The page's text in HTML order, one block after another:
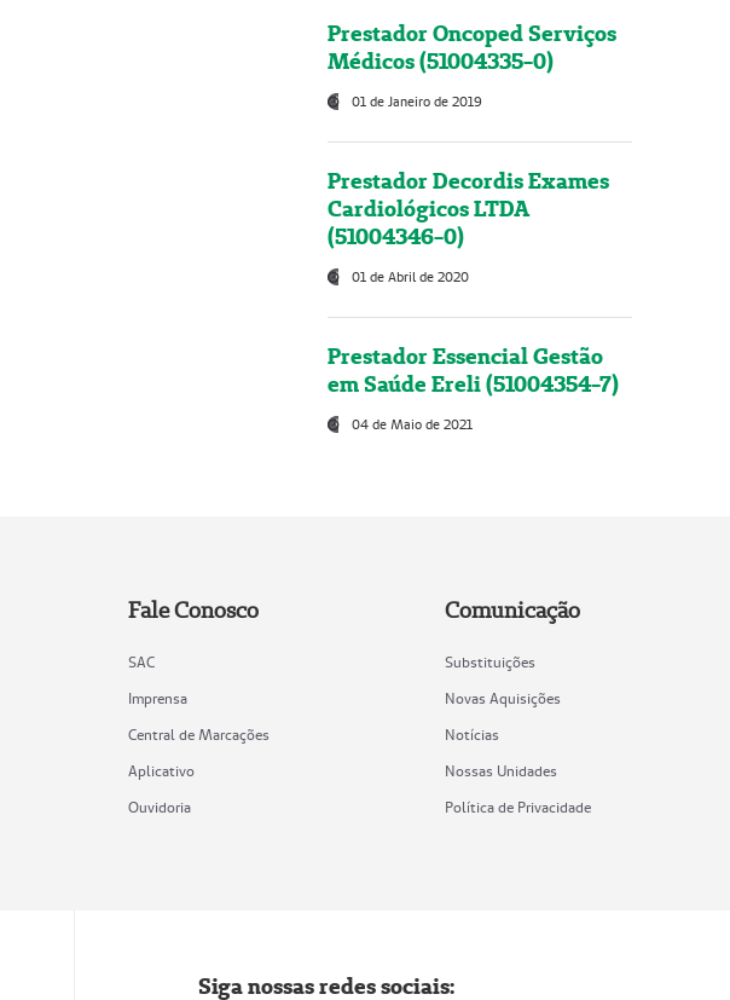
Prestador Oncoped Serviços
Médicos (51004335-0)
01 de Janeiro de 2019
Prestador Decordis Exames
Cardiológicos LTDA
(51004346-0)
01 de Abril de 2020
Prestador Essencial Gestão
em Saúde Ereli (51004354-7)
04 de Maio de 2021
Fale Conosco
SAC
Imprensa
Central de Marcações
Aplicativo
Ouvidoria
Comunicação
Substituições
Novas Aquisições
Notícias
Nossas Unidades
Política de Privacidade
Siga nossas redes sociais: